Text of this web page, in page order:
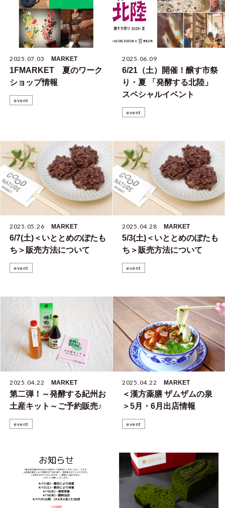
2025.07.03 MARKET
1FMARKET 夏のワーク
ショップ情報
event
2025.06.09
6/21（土）開催！醸す市祭
り・夏 「発酵する北陸」
スペシャルイベント
event
2025.05.26 MARKET
6/7(土)＜いととめのぼたも
ち＞販売方法について
event
2025.04.28 MARKET
5/3(土)＜いととめのぼたも
ち＞販売方法について
event
2025.04.22 MARKET
第二弾！～発酵する紀州お
土産キット～ご予約販売♪
event
2025.04.22 MARKET
＜漢方薬膳 ザムザムの泉
＞5月・6月出店情報
event